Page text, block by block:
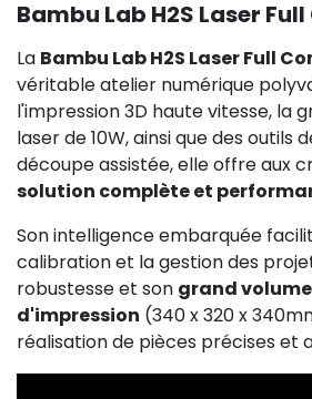
Bambu Lab H2S Laser
La Bambu Lab H2S Laser Full
véritable atelier numérique
l'impression 3D haute vitesse, la
laser de 10W, ainsi que des outils
découpe assistée, elle offre aux
solution complète et
Son intelligence embarquée
calibration et la gestion des
robustesse et son grand volume
d'impression (340 x 320 x
réalisation de pièces précises et